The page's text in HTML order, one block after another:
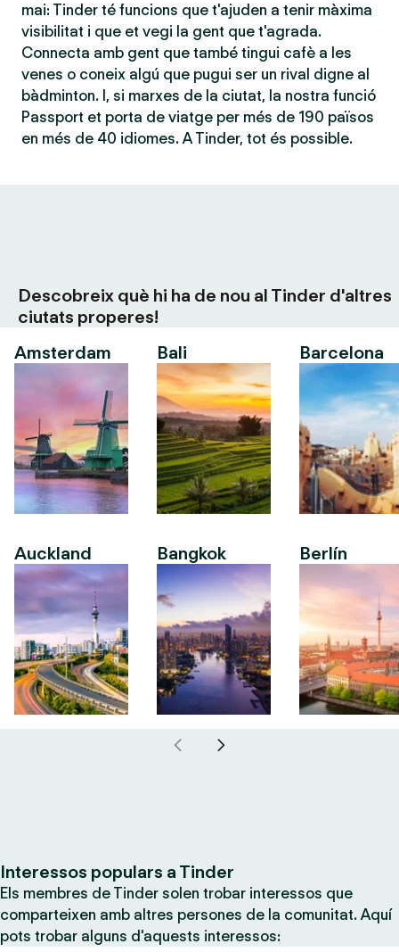
mai: Tinder té funcions que t'ajuden a tenir màxima
visibilitat i que et vegi la gent que t'agrada.
Connecta amb gent que també tingui cafè a les
venes o coneix algú que pugui ser un rival digne al
bàdminton. I, si marxes de la ciutat, la nostra funció
Passport et porta de viatge per més de 190 països
en més de 40 idiomes. A Tinder, tot és possible.
Descobreix què hi ha de nou al Tinder d'altres
ciutats properes!
Amsterdam
Auckland
Bali
Bangkok
Barcelona
Berlín
Interessos populars a Tinder
Els membres de Tinder solen trobar interessos que
comparteixen amb altres persones de la comunitat. Aquí
pots trobar alguns d'aquests interessos: